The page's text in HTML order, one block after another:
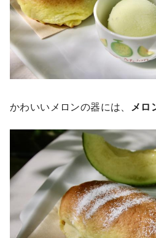
かわいいメロンの器には、 メロ